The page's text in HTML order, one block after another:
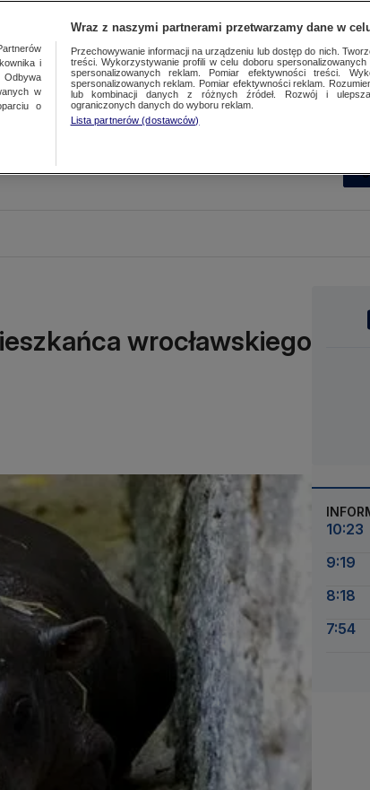
wrocławskiego
10:23
9:19
8:18
7:54
i
Odbywa
w
o
Wraz z naszymi partnerami przetwarzamy dane w
Przechowywanie informacji na urządzeniu lub dostęp do nich.
treści. Wykorzystywanie profili w celu doboru
spersonalizowanych reklam. Pomiar efektywności treści.
spersonalizowanych reklam. Pomiar efektywności reklam.
lub kombinacji danych z różnych źródeł. Rozwój i
ograniczonych danych do wyboru reklam.
Lista partnerów (dostawców)